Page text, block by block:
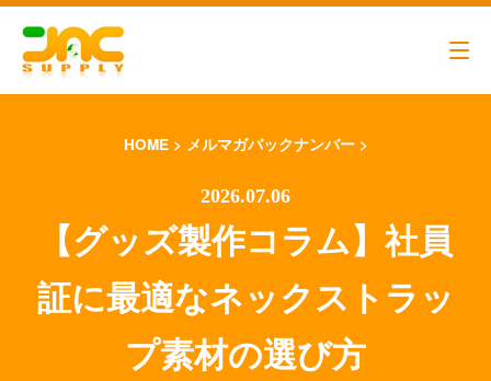
代表メッセージ
ビジネスパートナー募集
HOME > メルマガバックナンバー >
【グッズ製作コラム】社員
証に最適なネックストラッ
プ素材の選び方